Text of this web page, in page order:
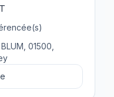
01500,